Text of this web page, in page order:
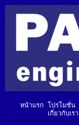
หน้าแรก โปรโมชั่น
เกี่ยวกับเรา